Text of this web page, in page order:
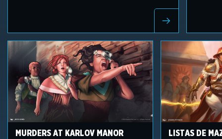
MURDERS AT KARLOV MANOR
LISTAS DE